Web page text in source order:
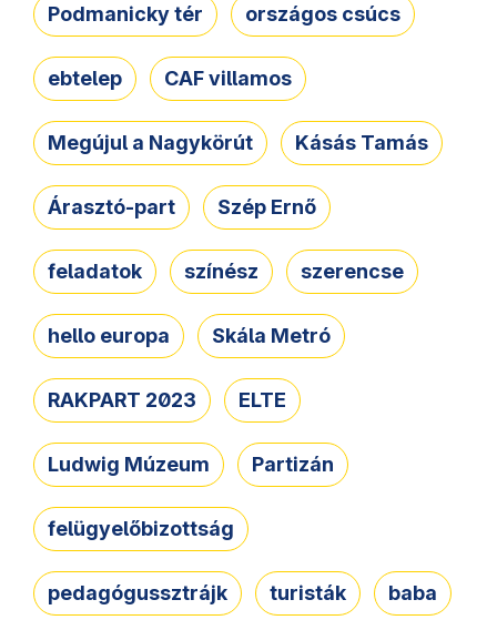
Podmanicky tér országos csúcs
ebtelep CAF villamos
Megújul a Nagykörút Kásás Tamás
Árasztó-part Szép Ernő
feladatok színész szerencse
hello europa Skála Metró
RAKPART 2023 ELTE
Ludwig Múzeum Partizán
felügyelőbizottság
pedagógussztrájk turisták baba